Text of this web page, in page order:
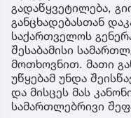
გადაწყვეტილება,
განცხადებასთან
საქართველოს
შესაბამისი
მოთხოვნით. მათი
უწყებამ უნდა
და მისცეს მას
სამართლებრივი